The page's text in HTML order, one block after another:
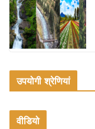
उपयोगी श्रेणियां
वीडियो